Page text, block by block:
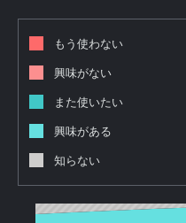
もう使わない
興味がない
また使いたい
興味がある
知らない
2016